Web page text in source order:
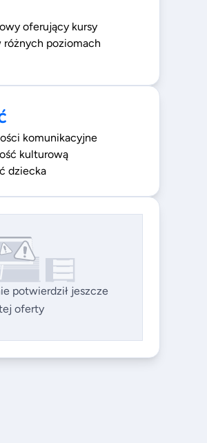
oferujący kursy
różnych poziomach
komunikacyjne
kulturową
dziecka
potwierdził jeszcze
oferty